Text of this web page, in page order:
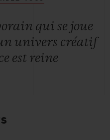
qui se joue
univers créatif
est reine